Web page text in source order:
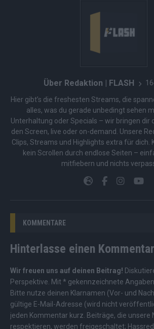
Über Redaktion | FLASH
Hier gibt’s die freshesten Streams, die
alles, was du gerade unbedingt sehen
Unterhaltung oder Specials – wir bringen dir
den Screen, live oder on-demand. Unsere
Clips, Streams und Highlights extra für dich.
kein Scrollen durch endlose Seiten –
mitfiebern und nichts
KOMMENTARE
Hinterlasse einen Kommentar
Wir freuen uns auf deinen Beitrag!
Perspektive. Mit * gekennzeichnete
Bitte nutze deinen Klarnamen (Vor- und
gültige E-Mail-Adresse (wird nicht
jeden Kommentar kurz. Beiträge, die unsere
respektieren, werden freigeschaltet;